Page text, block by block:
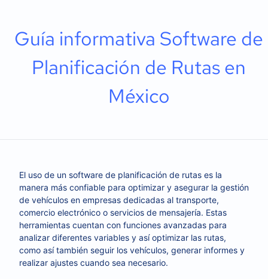
Guía informativa Software de
Planificación de Rutas en
México
El uso de un software de planificación de rutas es la
manera más confiable para optimizar y asegurar la gestión
de vehículos en empresas dedicadas al transporte,
comercio electrónico o servicios de mensajería. Estas
herramientas cuentan con funciones avanzadas para
analizar diferentes variables y así optimizar las rutas,
como así también seguir los vehículos, generar informes y
realizar ajustes cuando sea necesario.